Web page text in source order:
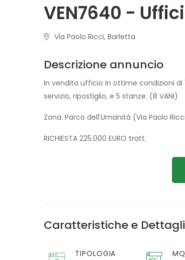
VEN7640 -
Via Paolo Ricci, Barletta
Descrizione annuncio
In vendita ufficio in ottime condizioni
servizio, ripostiglio, e 5 stanze. (8 VANI)
Zona: Parco dell'Umanità (Via Paolo
RICHIESTA 225.000 EURO tratt.
Caratteristiche e Dettagli
TIPOLOGIA MQ